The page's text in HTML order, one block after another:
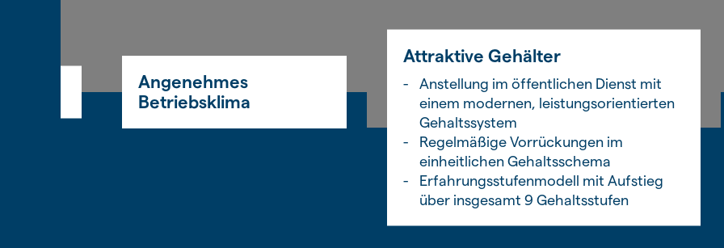
Angenehmes
Betriebsklima
Attraktive Gehälter
Anstellung im öffentlichen Dienst mit
einem modernen, leistungsorientierten
Gehaltssystem
Regelmäßige Vorrückungen im
einheitlichen Gehaltsschema
Erfahrungsstufenmodell mit Aufstieg
über insgesamt 9 Gehaltsstufen